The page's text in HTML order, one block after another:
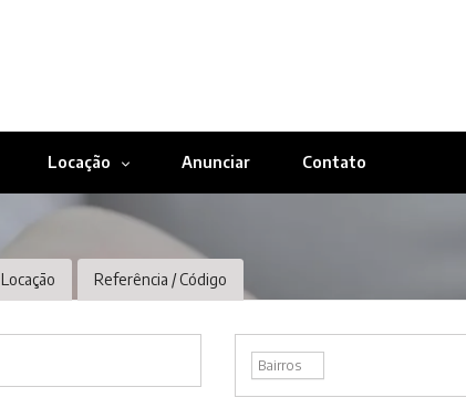
Locação Anunciar Contato
Locação Referência / Código
Bairros